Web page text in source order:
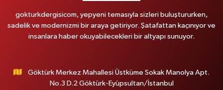
gokturkdergisicom, yepyeni temasıyla sizleri buluştururken,
sadelik ve modernizmi bir araya getiriyor. Şatafattan kaçınıyor ve
insanlara haber okuyabilecekleri bir altyapı sunuyor.
Göktürk Merkez Mahallesi Üstküme Sokak Manolya Apt.
No.3 D.2 Göktürk-Eyüpsultan/İstanbul